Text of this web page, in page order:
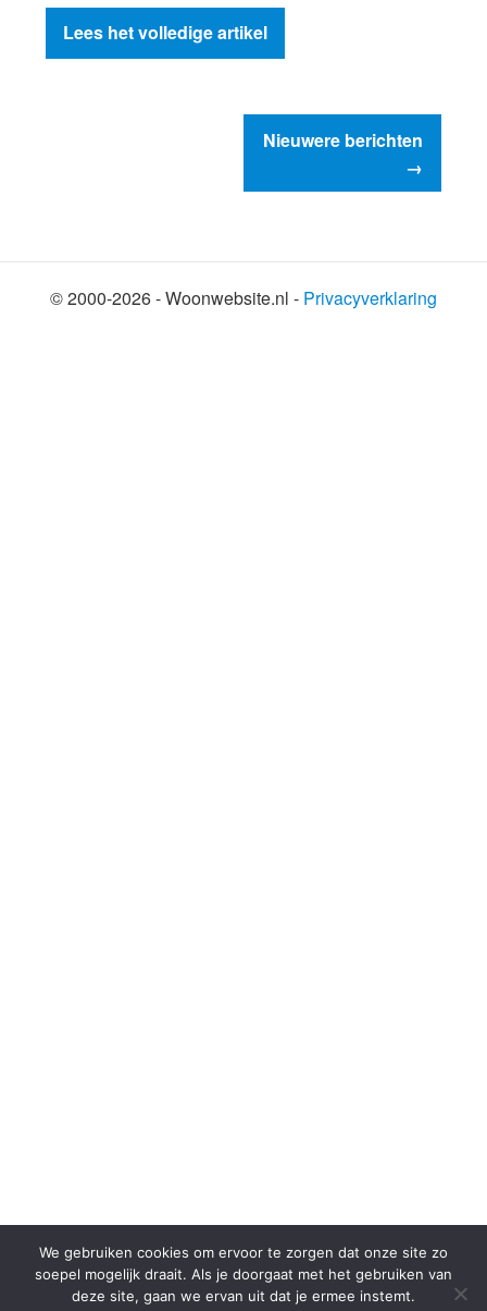
Lees het volledige artikel
Nieuwere berichten
→
© 2000-2026 - Woonwebsite.nl - Privacyverklaring
We gebruiken cookies om ervoor te zorgen dat onze site zo
soepel mogelijk draait. Als je doorgaat met het gebruiken van
deze site, gaan we ervan uit dat je ermee instemt.